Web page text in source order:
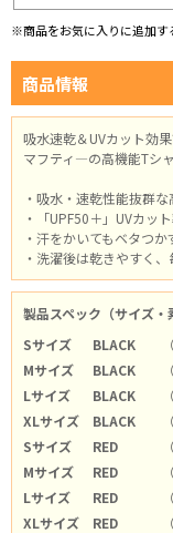
※商品をお気に入りに追加す
商品情報
吸水速乾＆UVカット効
マフティ―の高機能Tシ
・吸水・速乾性能抜群な
・「UPF50＋」UVカッ
・汗をかいてもベタつか
・洗濯後は乾きやすく
製品スペック（サイズ・
Sサイズ
BLACK
Mサイズ
BLACK
Lサイズ
BLACK
XLサイズ
BLACK
Sサイズ
RED
Mサイズ
RED
Lサイズ
RED
XLサイズ
RED